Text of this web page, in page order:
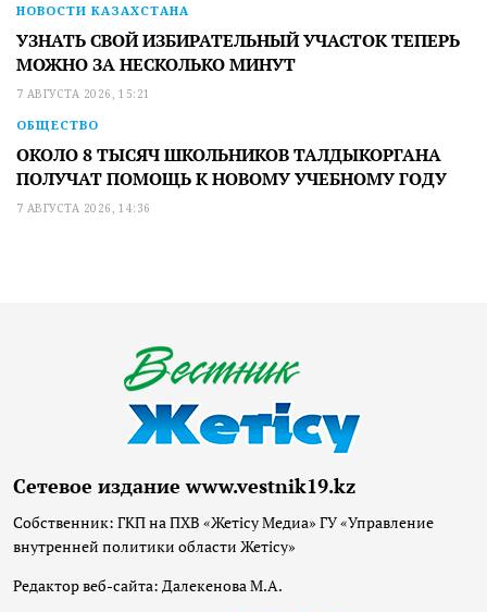
НОВОСТИ КАЗАХСТАНА
УЗНАТЬ СВОЙ ИЗБИРАТЕЛЬНЫЙ УЧАСТОК ТЕПЕРЬ
МОЖНО ЗА НЕСКОЛЬКО МИНУТ
7 АВГУСТА 2026, 15:21
ОБЩЕСТВО
ОКОЛО 8 ТЫСЯЧ ШКОЛЬНИКОВ ТАЛДЫКОРГАНА
ПОЛУЧАТ ПОМОЩЬ К НОВОМУ УЧЕБНОМУ ГОДУ
7 АВГУСТА 2026, 14:36
Сетевое издание www.vestnik19.kz
Собственник: ГКП на ПХВ «Жетісу Медиа» ГУ «Управление
внутренней политики области Жетісу»
Редактор веб-сайта: Далекенова М.А.